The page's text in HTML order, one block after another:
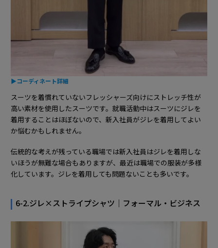
▶コーディネート詳細
スーツを着慣れていないフレッシャーズ向けにストレッチ性が
高い素材を使用したスーツです。就職活動中はスーツにジレを
着用することはほぼないので、新入社員がジレを着用してよい
か悩むかもしれません。
伝統的な考えが残っている職場では新入社員はジレを着用しな
いほうが無難な場合もありますが、最近は職場での服装が多様
化しています。ジレを着用しても問題ないことも多いです。
6-2.ジレ×ストライプシャツ｜フォーマル・ビジネス